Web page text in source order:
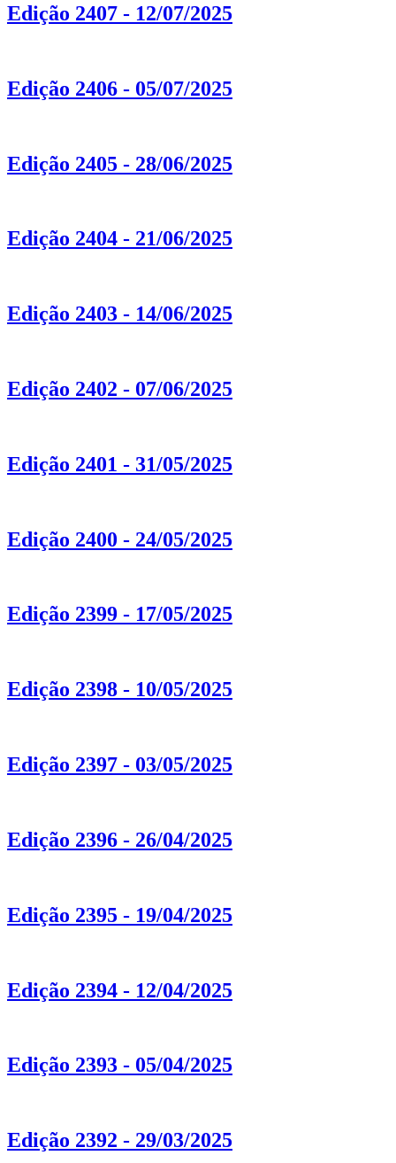
Edição 2407 - 12/07/2025
Edição 2406 - 05/07/2025
Edição 2405 - 28/06/2025
Edição 2404 - 21/06/2025
Edição 2403 - 14/06/2025
Edição 2402 - 07/06/2025
Edição 2401 - 31/05/2025
Edição 2400 - 24/05/2025
Edição 2399 - 17/05/2025
Edição 2398 - 10/05/2025
Edição 2397 - 03/05/2025
Edição 2396 - 26/04/2025
Edição 2395 - 19/04/2025
Edição 2394 - 12/04/2025
Edição 2393 - 05/04/2025
Edição 2392 - 29/03/2025